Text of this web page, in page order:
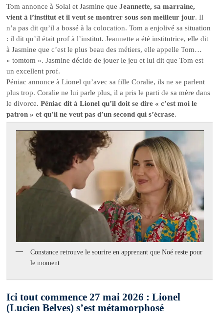
Tom annonce à Solal et Jasmine queJeannette, sa marraine,
vient à l’institut et il veut se montrer sous son meilleur jour. Il
n’a pas dit qu’il a bossé à la colocation. Tom a enjolivé sa situation
: il dit qu’il était prof à l’institut. Jeannette a été institutrice, elle dit
à Jasmine que c’est le plus beau des métiers, elle appelle Tom…
« tomtom ». Jasmine décide de jouer le jeu et lui dit que Tom est
un excellent prof.
Péniac annonce à Lionel qu’avec sa fille Coralie, ils ne se parlent
plus trop. Coralie ne lui parle plus, il a pris le parti de sa mère dans
le divorce.Péniac dit à Lionel qu’il doit se dire « c’est moi le
patron » et qu’il ne veut pas d’un second qui s’écrase.
Constance retrouve le sourire en apprenant que Noé reste pour
le moment
Ici tout commence 27 mai 2026 : Lionel
(Lucien Belves) s’est métamorphosé